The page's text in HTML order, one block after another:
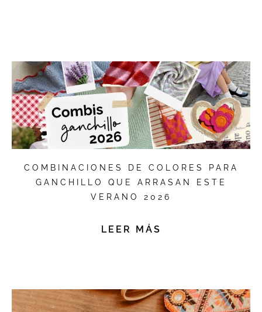
COMBINACIONES DE COLORES PARA
GANCHILLO QUE ARRASAN ESTE
VERANO 2026
LEER MÁS